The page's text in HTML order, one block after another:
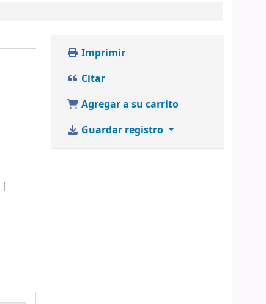
Imprimir
Citar
Agregar a su carrito
Guardar registro